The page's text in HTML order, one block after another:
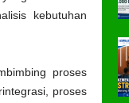
kebutuhan
proses
, proses